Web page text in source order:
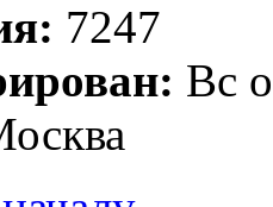
7247
Вс